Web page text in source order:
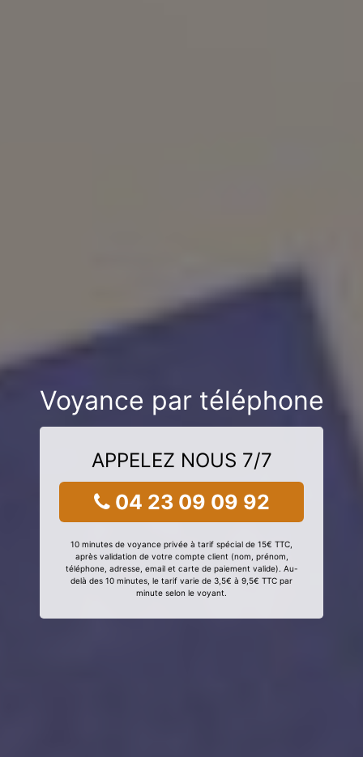
Voyance par téléphone
APPELEZ NOUS 7/7
04 23 09 09 92
10 minutes de voyance privée à tarif spécial de 15€ TTC,
après validation de votre compte client (nom, prénom,
téléphone, adresse, email et carte de paiement valide). Au-
delà des 10 minutes, le tarif varie de 3,5€ à 9,5€ TTC par
minute selon le voyant.